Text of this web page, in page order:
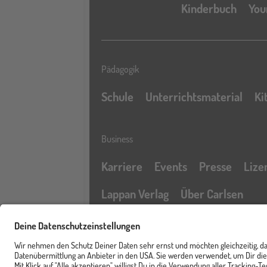
Profil
Merkzettel
Kinderbuch
Pädagogik
Schule Unterrichtsmaterial
Business
Karriere Events Presse
Lappan Verlag
Über Carlsen
Newsletter FAQ & Hilfe